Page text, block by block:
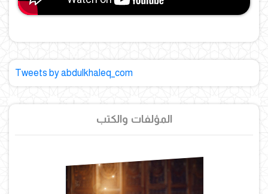
Tweets by abdulkhaleq_com
المؤلفات والكتب